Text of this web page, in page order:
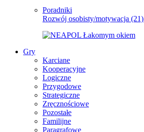
Poradniki
Rozwój osobisty/motywacja (21)
Gry
Karciane
Kooperacyjne
Logiczne
Przygodowe
Strategiczne
Zręcznościowe
Pozostałe
Familijne
Paragrafowe